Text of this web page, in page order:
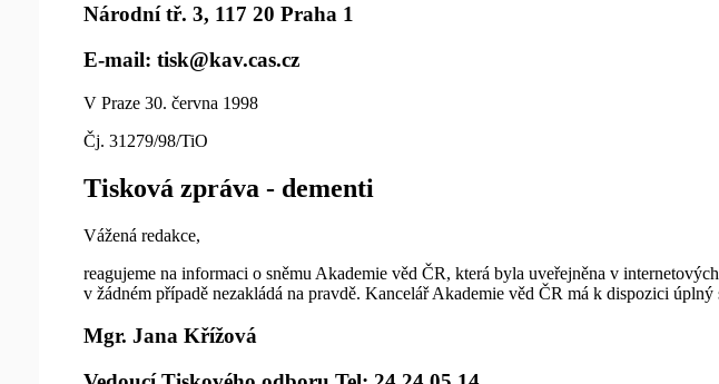
Národní tř. 3, 117 20 Praha 1
E-mail: tisk@kav.cas.cz
V Praze 30. června 1998
Čj. 31279/98/TiO
Tisková zpráva - dementi
Vážená redakce,
reagujeme na informaci o sněmu Akademie věd ČR, která byla uveřejněna v
v žádném případě nezakládá na pravdě. Kancelář Akademie věd ČR má k dispozici
Mgr. Jana Křížová